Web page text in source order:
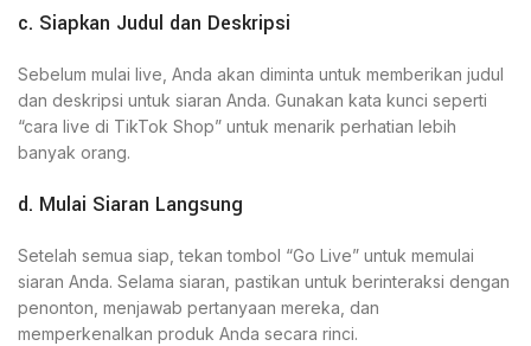
c. Siapkan Judul dan Deskripsi
Sebelum mulai live, Anda akan diminta untuk memberikan judul
dan deskripsi untuk siaran Anda. Gunakan kata kunci seperti
“cara live di TikTok Shop” untuk menarik perhatian lebih
banyak orang.
d. Mulai Siaran Langsung
Setelah semua siap, tekan tombol “Go Live” untuk memulai
siaran Anda. Selama siaran, pastikan untuk berinteraksi dengan
penonton, menjawab pertanyaan mereka, dan
memperkenalkan produk Anda secara rinci.